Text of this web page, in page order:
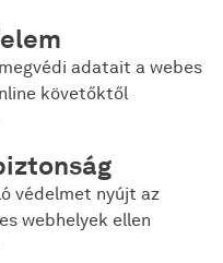
adatait a webes
követőktől
védelmet nyújt az
webhelyek ellen